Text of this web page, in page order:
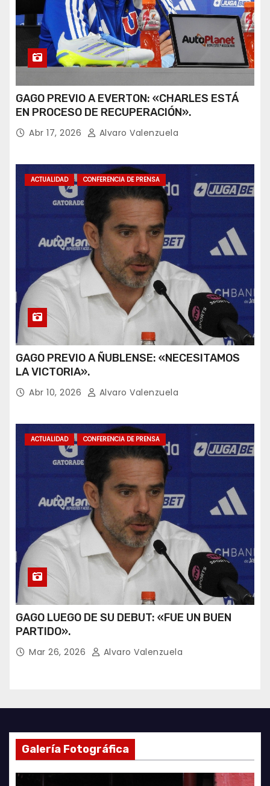
GAGO PREVIO A EVERTON: «CHARLES ESTÁ
EN PROCESO DE RECUPERACIÓN».
Abr 17, 2026 Alvaro Valenzuela
ACTUALIDAD CONFERENCIA DE PRENSA
GAGO PREVIO A ÑUBLENSE: «NECESITAMOS
LA VICTORIA».
Abr 10, 2026 Alvaro Valenzuela
ACTUALIDAD CONFERENCIA DE PRENSA
GAGO LUEGO DE SU DEBUT: «FUE UN BUEN
PARTIDO».
Mar 26, 2026 Alvaro Valenzuela
Galería Fotográfica